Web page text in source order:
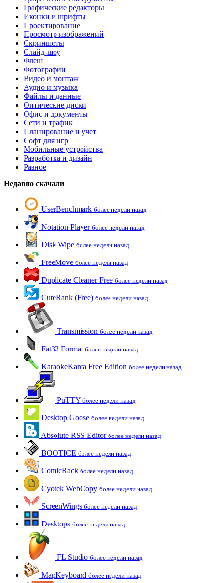
Графические редакторы
Иконки и шрифты
Проектирование
Просмотр изображений
Скриншоты
Слайд-шоу
Флеш
Фотографии
Видео и монтаж
Аудио и музыка
Файлы и данные
Оптические диски
Офис и документы
Сети и трафик
Планирование и учет
Софт для игр
Мобильные устройства
Разработка и дизайн
Разное
Недавно скачали
UserBenchmark более недели назад
Notation Player более недели назад
Disk Wipe более недели назад
FreeMove более недели назад
Duplicate Cleaner Free более недели назад
CuteRank (Free) более недели назад
Transmission более недели назад
Fat32 Format более недели назад
KaraokeKanta Free Edition более недели назад
PuTTY более недели назад
Desktop Goose более недели назад
Absolute RSS Editor более недели назад
BOOTICE более недели назад
ComicRack более недели назад
Cyotek WebCopy более недели назад
ScreenWings более недели назад
Desktops более недели назад
FL Studio более недели назад
MapKeyboard более недели назад